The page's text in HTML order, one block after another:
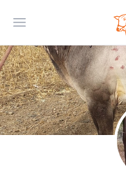
Open menu